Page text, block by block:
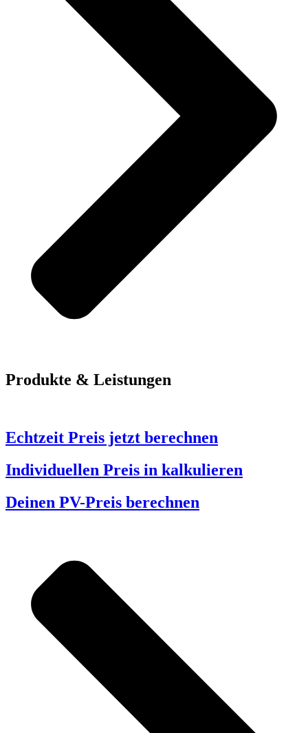
Produkte & Leistungen
Echtzeit Preis jetzt berechnen
Individuellen Preis in kalkulieren
Deinen PV-Preis berechnen